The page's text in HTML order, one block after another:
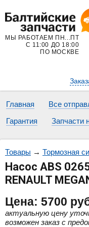
МЫ РАБОТАЕМ ПН...ПТ
С 11:00 ДО 18:00
ПО МОСКВЕ
Главная Все
Гарантия
Запчасти
Товары → Тормозная
Насос ABS
RENAULT
Цена: 5700
актуальную цену
возможен заказ с